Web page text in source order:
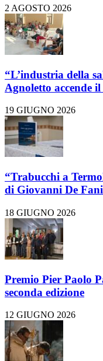
2 AGOSTO 2026
“L’industria della
Agnoletto accende
19 GIUGNO 2026
“Trabucchi a
di Giovanni De
18 GIUGNO 2026
Premio Pier Paolo
seconda edizione
12 GIUGNO 2026